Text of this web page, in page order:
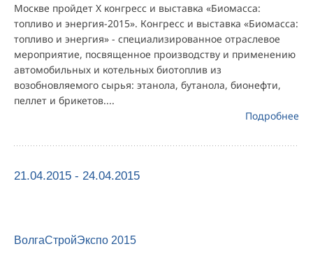
Москве пройдет X конгресс и выставка «Биомасса:
топливо и энергия-2015». Конгресс и выставка «Биомасса:
топливо и энергия» - специализированное отраслевое
мероприятие, посвященное производству и применению
автомобильных и котельных биотоплив из
возобновляемого сырья: этанола, бутанола, бионефти,
пеллет и брикетов....
Подробнее
21.04.2015 - 24.04.2015
ВолгаСтройЭкспо 2015